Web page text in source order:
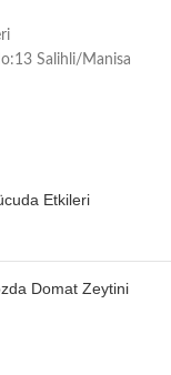
Salihli/Manisa
Etkileri
Domat Zeytini